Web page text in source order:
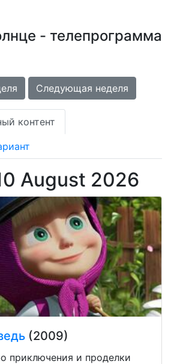
- телепрограмма
Следующая неделя
контент
August 2026
(2009)
приключения и проделки